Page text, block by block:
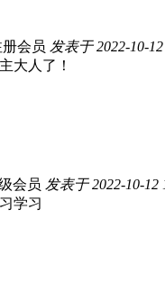
会员 发表于 2022-10-
大人了！
会员 发表于 2022-10-12
学习